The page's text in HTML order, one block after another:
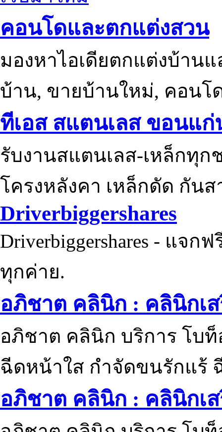
คอนโดและตกแต่งสวน
มองหาไอเดียตกแต่งบ้าน
บ้าน, ขายบ้านใหม่, คอนโ
ทีเอส สแตนเลส ขอนแก่
รับงานสแตนเลส-เหล็กทุ
โครงหลังคา เหล็กดัด กัน
Driverbiggershares
Driverbiggershares - แจก
ทุกค่าย.
อภิชาต คลินิก : คลินิกเ
อภิชาต คลินิก บริการ โบ
ฉีดหน้าใส กำจัดขนรักแร้
อภิชาต คลินิก : คลินิกเ